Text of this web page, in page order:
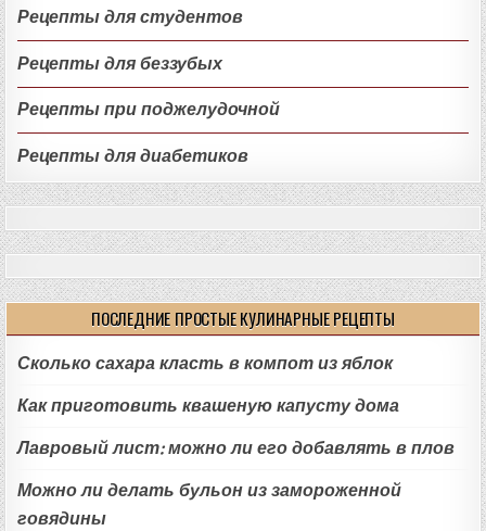
Рецепты для студентов
Рецепты для беззубых
Рецепты при поджелудочной
Рецепты для диабетиков
ПОСЛЕДНИЕ ПРОСТЫЕ КУЛИНАРНЫЕ РЕЦЕПТЫ
Сколько сахара класть в компот из яблок
Как приготовить квашеную капусту дома
Лавровый лист: можно ли его добавлять в плов
Можно ли делать бульон из замороженной
говядины